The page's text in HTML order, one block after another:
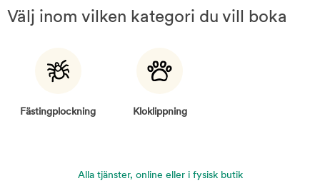
Välj inom vilken kategori du vill boka
Fästingplockning Kloklippning
Alla tjänster, online eller i fysisk butik